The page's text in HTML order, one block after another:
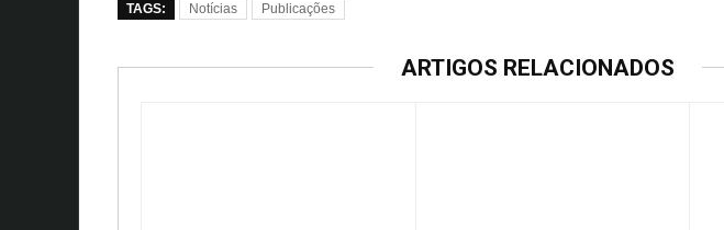
TAGS: Notícias Publicações
ARTIGOS RELACIONADOS